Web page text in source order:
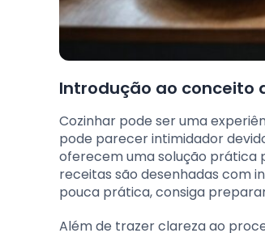
Introdução ao conceito
Cozinhar pode ser uma
pode parecer intimidador
oferecem uma solução prática
receitas são desenhadas com
pouca prática, consiga
Além de trazer clareza ao